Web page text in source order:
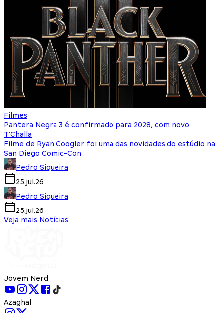
Filmes
Pantera Negra 3 é confirmado para 2028, com novo
T'Challa
Filme de Ryan Coogler foi uma das novidades do estúdio na
San Diego Comic-Con
Pedro Siqueira
25.jul.26
Pedro Siqueira
25.jul.26
Veja mais Notícias
Jovem Nerd
Azaghal